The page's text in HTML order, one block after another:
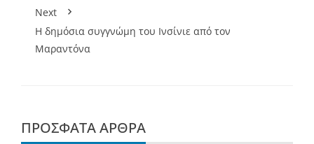
Next
Η δημόσια συγγνώμη του Ινσίνιε από τον
Μαραντόνα
ΠΡΌΣΦΑΤΑ ΆΡΘΡΑ